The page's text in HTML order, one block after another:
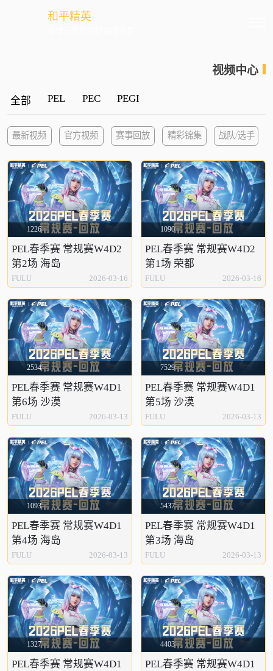
和平精英
视频中心
全部 PEL PEC PEGI
最新视频 官方视频 赛事回放 精彩锦集 战队/选手
1226
PEL春季赛 常规赛W4D2
第2场 海岛
FULU 2026-03-16
1090
PEL春季赛 常规赛W4D2
第1场 荣都
FULU 2026-03-16
2534
PEL春季赛 常规赛W4D1
第6场 沙漠
FULU 2026-03-13
7529
PEL春季赛 常规赛W4D1
第5场 沙漠
FULU 2026-03-13
1093
PEL春季赛 常规赛W4D1
第4场 海岛
FULU 2026-03-13
5437
PEL春季赛 常规赛W4D1
第3场 海岛
FULU 2026-03-13
1327
PEL春季赛 常规赛W4D1
4403
PEL春季赛 常规赛W4D1